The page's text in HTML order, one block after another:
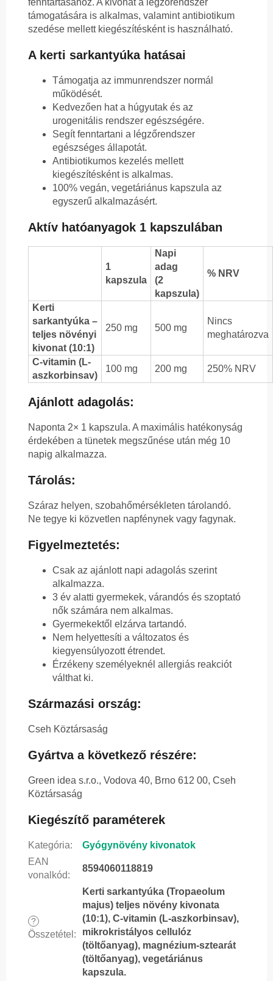
támogatására is alkalmas, valamint antibiotikum
szedése mellett kiegészítésként is használható.
A kerti sarkantyúka hatásai
Támogatja az immunrendszer normál
működését.
Kedvezően hat a húgyutak és az
urogenitális rendszer egészségére.
Segít fenntartani a légzőrendszer
egészséges állapotát.
Antibiotikumos kezelés mellett
kiegészítésként is alkalmas.
100% vegán, vegetáriánus kapszula az
egyszerű alkalmazásért.
Aktív hatóanyagok 1 kapszulában
1
kapszula
Napi
adag
(2
kapszula)
% NRV
Kerti
sarkantyúka –
teljes növényi
kivonat (10:1)
250 mg 500 mg
Nincs
meghatározva
C-vitamin (L-
aszkorbinsav)
100 mg 200 mg 250% NRV
Ajánlott adagolás:
Naponta 2× 1 kapszula. A maximális hatékonyság
érdekében a tünetek megszűnése után még 10
napig alkalmazza.
Tárolás:
Száraz helyen, szobahőmérsékleten tárolandó.
Ne tegye ki közvetlen napfénynek vagy fagynak.
Figyelmeztetés:
Csak az ajánlott napi adagolás szerint
alkalmazza.
3 év alatti gyermekek, várandós és szoptató
nők számára nem alkalmas.
Gyermekektől elzárva tartandó.
Nem helyettesíti a változatos és
kiegyensúlyozott étrendet.
Érzékeny személyeknél allergiás reakciót
válthat ki.
Származási ország:
Cseh Köztársaság
Gyártva a következő részére:
Green idea s.r.o., Vodova 40, Brno 612 00, Cseh
Köztársaság
Kiegészítő paraméterek
Kategória:
Gyógynövény kivonatok
EAN
vonalkód:
8594060118819
?
Összetétel :
Kerti sarkantyúka (Tropaeolum
majus) teljes növény kivonata
(10:1), C-vitamin (L-aszkorbinsav),
mikrokristályos cellulóz
(töltőanyag), magnézium-sztearát
(töltőanyag), vegetáriánus
kapszula.